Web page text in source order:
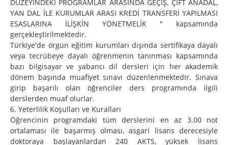
DÜZEYİNDEKİ PROGRAMLAR ARASINDA GEÇİŞ, ÇİFT ANADAL,
YAN DAL İLE KURUMLAR ARASI KREDİ TRANSFERİ YAPILMASI
ESASLARINA İLİŞKİN YÖNETMELİK " kapsamında
gerçekleştirilmektedir.
Türkiye'de örgün eğitim kurumları dışında sertifikaya dayalı
veya tecrübeye dayalı öğrenmenin tanınması kapsamında
bazı bilgisayar ve yabancı dil dersleri için her akademik
dönem başında muafiyet sınavı düzenlenmektedir. Sınava
girip başarılı olan öğrenciler ders programında ilgili
derslerden muaf olurlar.
6. Yeterlilik Koşulları ve Kuralları
Öğrencinin programdaki tüm derslerini en az 3.00 not
ortalaması ile başarmış olması, asgari lisans derecesiyle
doktoraya başlayanlardan 240 AKTS, yüksek lisans